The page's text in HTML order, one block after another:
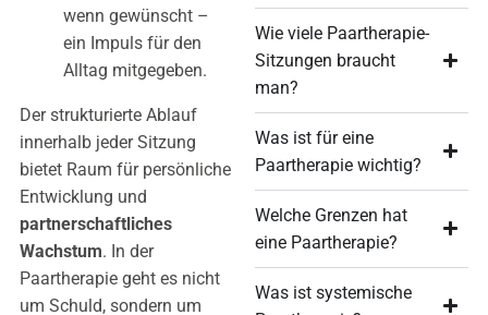
wenn gewünscht –
ein Impuls für den
Alltag mitgegeben.
Der strukturierte Ablauf
innerhalb jeder Sitzung
bietet Raum für persönliche
Entwicklung und
partnerschaftliches
Wachstum. In der
Paartherapie geht es nicht
um Schuld, sondern um
Wie viele Paartherapie-
Sitzungen braucht
man?
Was ist für eine
Paartherapie wichtig?
Welche Grenzen hat
eine Paartherapie?
Was ist systemische